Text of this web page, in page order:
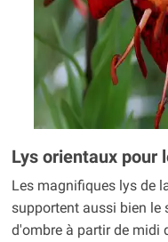
Lys orientaux pour
Les magnifiques lys de
supportent aussi bien le
d'ombre à partir de midi